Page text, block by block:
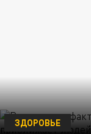
ЗДОРОВЬЕ